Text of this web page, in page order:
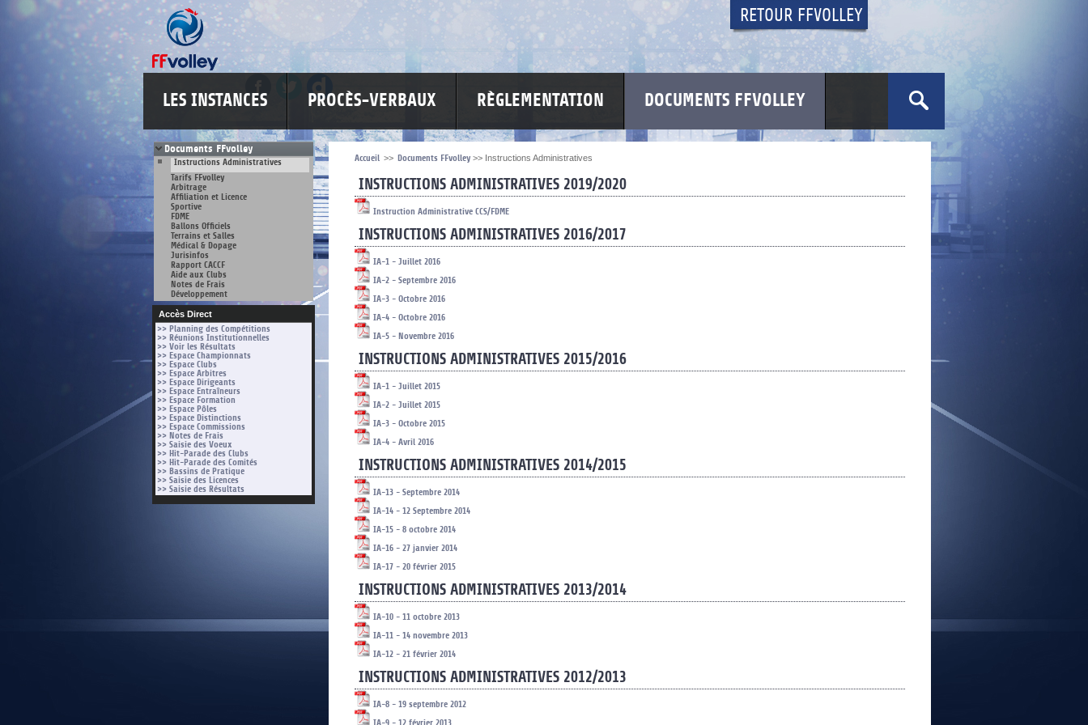
RETOUR FFVOLLEY
LES INSTANCES PROCÈS-VERBAUX RÈGLEMENTATION DOCUMENTS FFVOLLEY
Documents FFvolley
Instructions Administratives
Tarifs FFvolley
Arbitrage
Affiliation et Licence
Sportive
FDME
Ballons Officiels
Terrains et Salles
Médical & Dopage
Jurisinfos
Rapport CACCF
Aide aux Clubs
Notes de Frais
Développement
Accès Direct
>> Planning des Compétitions
>> Réunions Institutionnelles
>> Voir les Résultats
>> Espace Championnats
>> Espace Clubs
>> Espace Arbitres
>> Espace Dirigeants
>> Espace Entraîneurs
>> Espace Formation
>> Espace Pôles
>> Espace Distinctions
>> Espace Commissions
>> Notes de Frais
>> Saisie des Voeux
>> Hit-Parade des Clubs
>> Hit-Parade des Comités
>> Bassins de Pratique
>> Saisie des Licences
>> Saisie des Résultats
Accueil >> Documents FFvolley >> Instructions Administratives
INSTRUCTIONS ADMINISTRATIVES 2019/2020
Instruction Administrative CCS/FDME
INSTRUCTIONS ADMINISTRATIVES 2016/2017
IA-1 - Juillet 2016
IA-2 - Septembre 2016
IA-3 - Octobre 2016
IA-4 - Octobre 2016
IA-5 - Novembre 2016
INSTRUCTIONS ADMINISTRATIVES 2015/2016
IA-1 - Juillet 2015
IA-2 - Juillet 2015
IA-3 - Octobre 2015
IA-4 - Avril 2016
INSTRUCTIONS ADMINISTRATIVES 2014/2015
IA-13 - Septembre 2014
IA-14 - 12 Septembre 2014
IA-15 - 8 octobre 2014
IA-16 - 27 janvier 2014
IA-17 - 20 février 2015
INSTRUCTIONS ADMINISTRATIVES 2013/2014
IA-10 - 11 octobre 2013
IA-11 - 14 novembre 2013
IA-12 - 21 février 2014
INSTRUCTIONS ADMINISTRATIVES 2012/2013
IA-8 - 19 septembre 2012